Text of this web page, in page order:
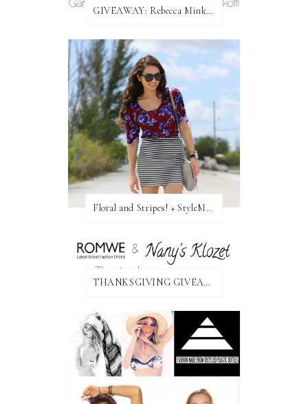
GIVEAWAY: Rebecca Minkoff Bag!
Floral and Stripes! + StyleMint GIVEAWAY!
THANKSGIVING GIVEAWAY!